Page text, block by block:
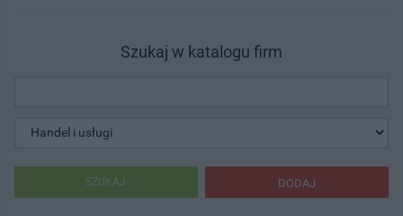
Szukaj w katalogu firm
DODAJ
SZUKAJ